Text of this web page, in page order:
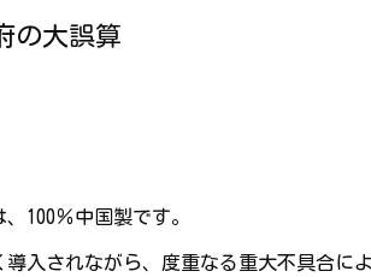
の大誤算
100％中国製です。
入されながら、度重なる重大不具合に